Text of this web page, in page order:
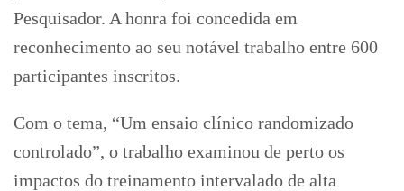
Pesquisador. A honra foi concedida em
reconhecimento ao seu notável trabalho entre 600
participantes inscritos.
Com o tema, “Um ensaio clínico randomizado
controlado”, o trabalho examinou de perto os
impactos do treinamento intervalado de alta